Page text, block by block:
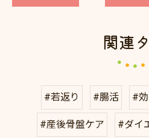
関連
#若返り #腸活 #
#産後骨盤ケア #ダイ